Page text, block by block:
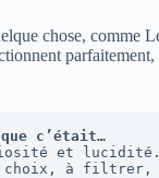
chose,
c’était…
et lucidité.
choix, à filtrer,